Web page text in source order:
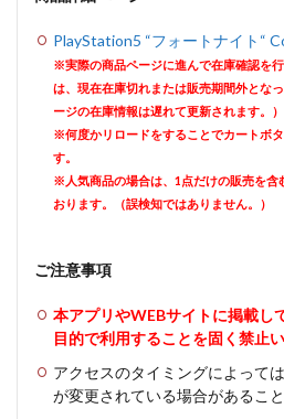
PlayStation5 “フォートナイト“
※実際の商品ページに進んで在庫確認を
は、現在在庫切れまたは販売期間外とな
ージの在庫情報は遅れて更新されます。）
※何度かリロードをすることでカートボ
す。
※人気商品の場合は、1点だけの販売を含
おります。（誤検知ではありません。）
ご注意事項
本アプリやWEBサイトに掲載し
目的で利用することを固く禁止い
アクセスのタイミングによって
が変更されている場合があるこ